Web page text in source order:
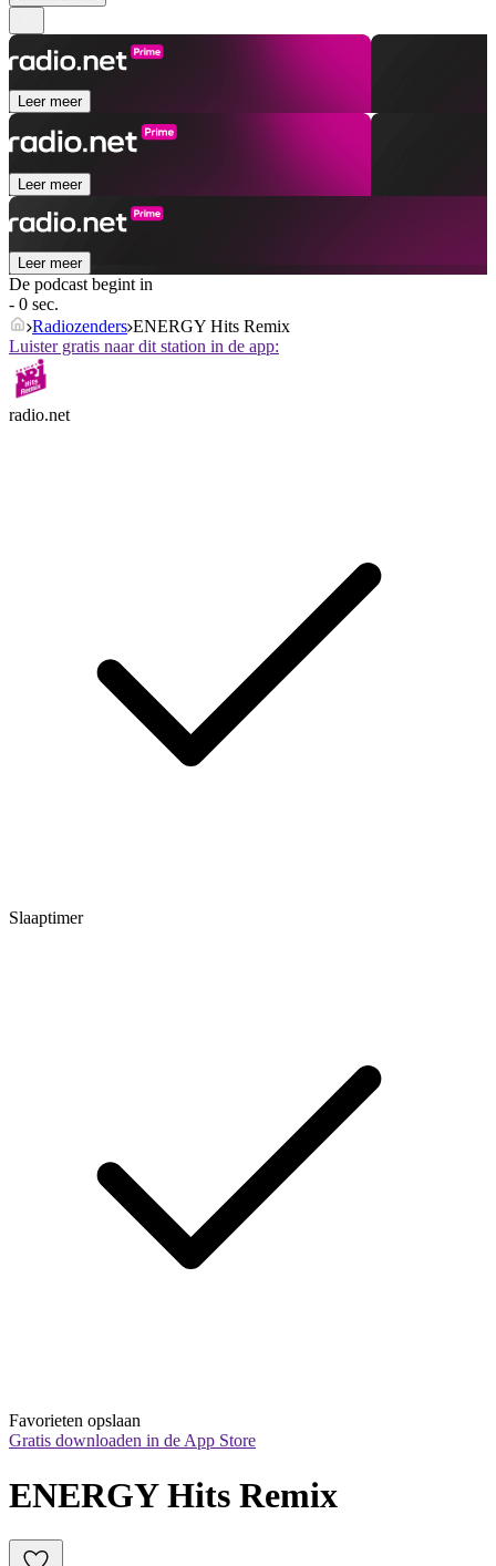
Leer meer
Leer meer
Leer meer
De podcast begint in
- 0 sec.
Radiozenders ENERGY Hits Remix
Luister gratis naar dit station in de app:
radio.net
Slaaptimer
Favorieten opslaan
Gratis downloaden in de App Store
ENERGY Hits Remix